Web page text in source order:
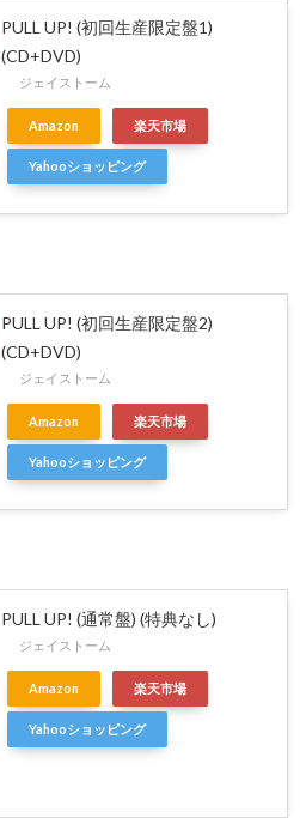
PULL UP! (初回生産限定盤1)
(CD+DVD)
ジェイストーム
Amazon 楽天市場
Yahooショッピング
PULL UP! (初回生産限定盤2)
(CD+DVD)
ジェイストーム
Amazon 楽天市場
Yahooショッピング
PULL UP! (通常盤) (特典なし)
ジェイストーム
Amazon 楽天市場
Yahooショッピング